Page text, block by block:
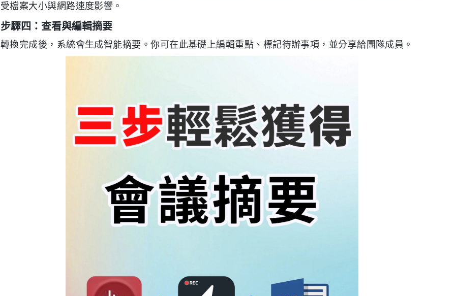
受檔案大小與網路速度影響。
步驟四：查看與編輯摘要
轉換完成後，系統會生成智能摘要。你可在此基礎上編輯重點、標記待辦事項，並分享給團隊成員。